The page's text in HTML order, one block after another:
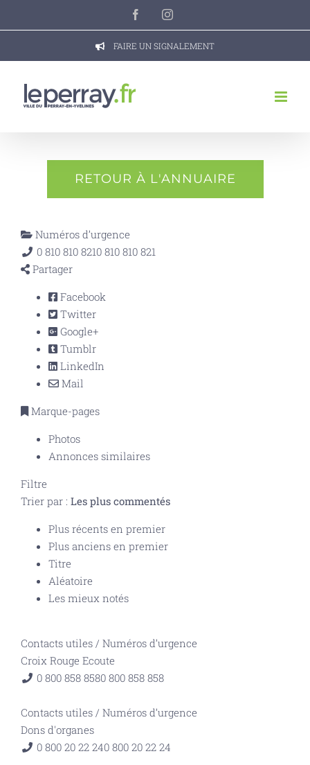
FacebookInstagram
FAIRE UN SIGNALEMENT
RETOUR À L'ANNUAIRE
Numéros d’urgence
0 810 810 8210 810 810 821
Partager
Facebook
Twitter
Google+
Tumblr
LinkedIn
Mail
Marque-pages
Photos
Annonces similaires
Filtre
Trier par : Les plus commentés
Plus récents en premier
Plus anciens en premier
Titre
Aléatoire
Les mieux notés
Contacts utiles / Numéros d’urgence
Croix Rouge Ecoute
0 800 858 8580 800 858 858
Contacts utiles / Numéros d’urgence
Dons d'organes
0 800 20 22 240 800 20 22 24